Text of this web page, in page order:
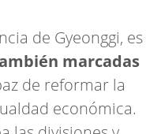
de Gyeonggi, es
marcadas
de reformar la
económica.